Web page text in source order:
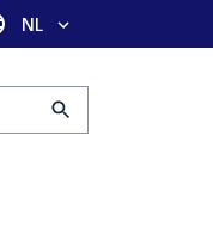
Taal selectie
NL